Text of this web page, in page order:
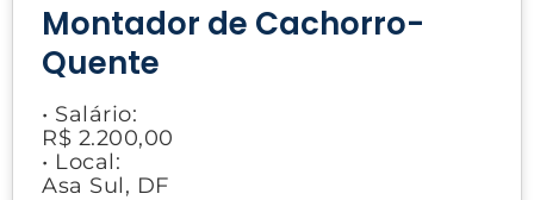
Montador de Cachorro-
Quente
• Salário:
R$ 2.200,00
• Local:
Asa Sul, DF